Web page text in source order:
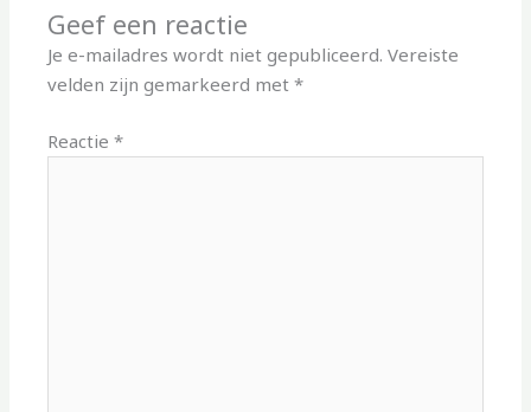
Geef een reactie
Je e-mailadres wordt niet gepubliceerd. Vereiste
velden zijn gemarkeerd met*
Reactie*